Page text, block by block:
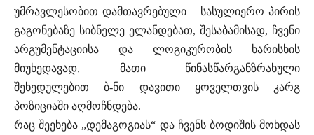
უმრავლესობით დამთავრებული – სასულიერო პირის
გაგონებაზე სიბნელე ელანდებათ, შესაბამისად, ჩვენი
არგუმენტაციისა და ლოგიკურობის ხარისხის
მიუხედავად, მათი წინასწარგანზრახული
შეხედულებით ბ-ნი დავითი ყოველთვის კარგ
პოზიციაში აღმოჩნდება.
რაც შეეხება „დემაგოგიას“ და ჩვენს ბოდიშის მოხდას